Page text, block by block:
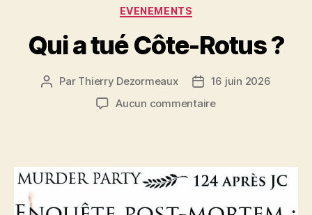
Catégories
EVENEMENTS
Qui a tué Côte-Rotus ?
Auteur
Par Thierry Dezormeaux
Date
de
16 juin 2026
Aucun commentairesur
Côte-
Rotus